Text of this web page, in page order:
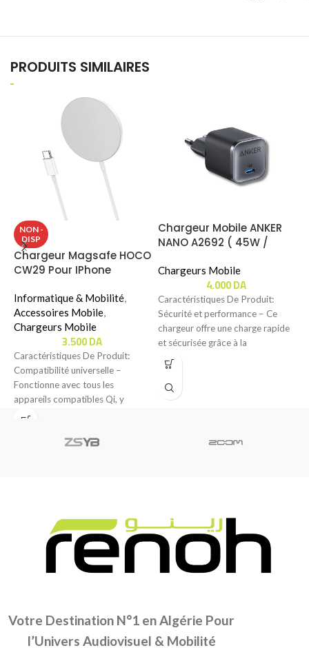
PRODUITS SIMILAIRES
NON -
DISP
Chargeur Magsafe HOCO
CW29 Pour IPhone
Informatique & Mobilité,
Accessoires Mobile,
Chargeurs Mobile
3.500DA
Caractéristiques De Produit:
Compatibilité universelle –
Fonctionne avec tous les
appareils compatibles Qi, y
compris une large gamme
Chargeur Mobile ANKER
NANO A2692 ( 45W /
)
Chargeurs Mobile
4.000DA
Caractéristiques De Produit:
Sécurité et performance – Ce
chargeur offre une charge rapide
et sécurisée grâce à la
technologie ActiveShield
Votre Destination N°1 en Algérie Pour
l’Univers Audiovisuel & Mobilité